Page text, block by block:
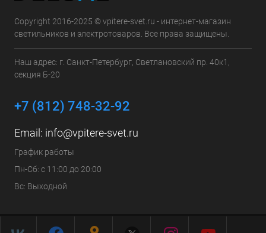
Copyright 2016-2025 © vpitere-svet.ru - интернет-магазин
светильников и электротоваров. Все права защищены.
Наш адрес: г. Санкт-Петербург, Светлановский пр. 40к1,
секция Б-20
+7 (812) 748-32-92
Email: info@vpitere-svet.ru
График работы
Пн-Сб: с 11:00 до 20:00
Вс: Выходной